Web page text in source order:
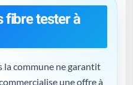
fibre tester à
la commune ne garantit
une offre à